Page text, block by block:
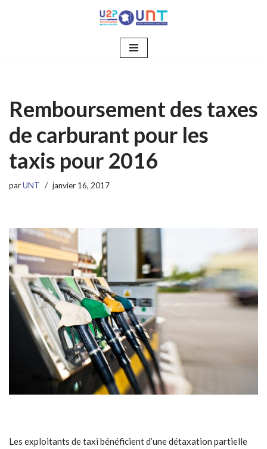
Remboursement des taxes
de carburant pour les
taxis pour 2016
parUNT janvier 16, 2017
Les exploitants de taxi bénéficient d’une détaxation partielle